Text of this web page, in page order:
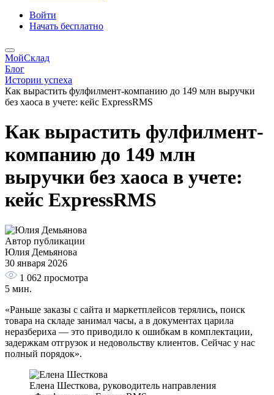
Войти
Начать бесплатно
МойСклад
Блог
Истории успеха
Как вырастить фулфилмент-компанию до 149 млн выручки
без хаоса в учете: кейс ExpressRMS
Как вырастить фулфилмент-
компанию до 149 млн
выручки без хаоса в учете:
кейс ExpressRMS
Автор публикации
Юлия Демьянова
30 января 2026
1 062 просмотра
5 мин.
«Раньше заказы с сайта и маркетплейсов терялись, поиск
товара на складе занимал часы, а в документах царила
неразбериха — это приводило к ошибкам в комплектации,
задержкам отгрузок и недовольству клиентов. Сейчас у нас
полный порядок».
Елена Шесткова, руководитель направления